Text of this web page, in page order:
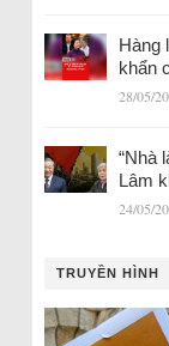
Hàng
khẩn
28/05/
“Nhà
Lâm
24/05/
TRUYỀN HÌNH